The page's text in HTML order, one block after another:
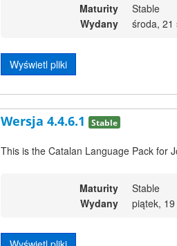
Maturity
Stable
Wydany
środa, 21
Wyświetl pliki
Wersja 4.4.6.1 Stable
This is the Catalan Language Pack for
Maturity
Stable
Wydany
piątek,